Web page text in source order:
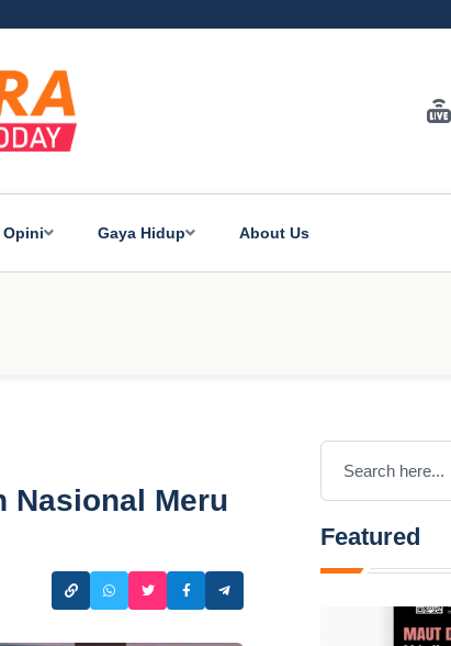
Opini Gaya Hidup About Us
Nasional Meru
Featured